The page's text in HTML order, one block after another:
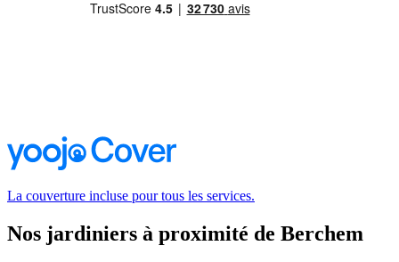
La couverture incluse pour tous les services.
Nos jardiniers à proximité de Berchem